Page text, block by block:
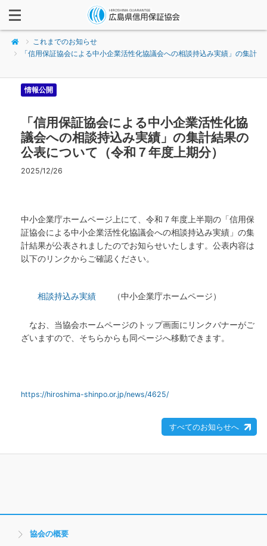
これまでのお知らせ
「信用保証協会による中小企業活性化協議会への相談持込み実績」の集計
情報公開
「信用保証協会による中小企業活性化協
議会への相談持込み実績」の集計結果の
公表について（令和７年度上期分）
2025/12/26
中小企業庁ホームページ上にて、令和７年度上半期の「信用保
証協会による中小企業活性化協議会への相談持込み実績」の集
計結果が公表されましたのでお知らせいたします。公表内容は
以下のリンクからご確認ください。
相談持込み実績 （中小企業庁ホームページ）
なお、当協会ホームページのトップ画面にリンクバナーがご
ざいますので、そちらからも同ページへ移動できます。
https://hiroshima-shinpo.or.jp/news/4625/
すべてのお知らせへ
協会の概要